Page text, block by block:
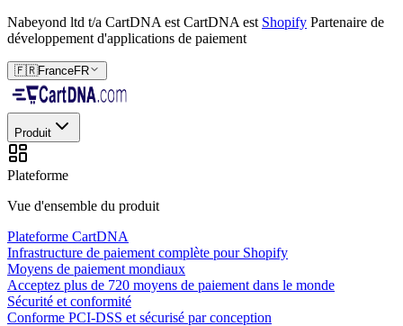
Nabeyond ltd t/a CartDNA est CartDNA est Shopify Partenaire de
développement d'applications de paiement
🇫🇷FranceFR
Produit
Plateforme
Vue d'ensemble du produit
Plateforme CartDNA
Infrastructure de paiement complète pour Shopify
Moyens de paiement mondiaux
Acceptez plus de 720 moyens de paiement dans le monde
Sécurité et conformité
Conforme PCI-DSS et sécurisé par conception